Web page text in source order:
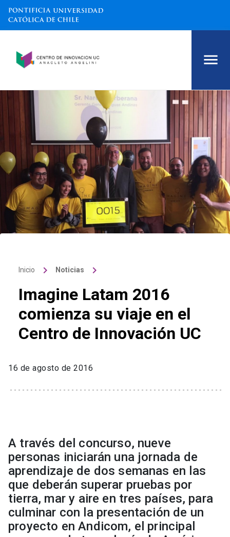
Inicio keyboard_arrow_right Noticias keyboard_arrow_right
Imagine Latam 2016
comienza su viaje en el
Centro de Innovación UC
16 de agosto de 2016
A través del concurso, nueve
personas iniciarán una jornada de
aprendizaje de dos semanas en las
que deberán superar pruebas por
tierra, mar y aire en tres países, para
culminar con la presentación de un
proyecto en Andicom, el principal